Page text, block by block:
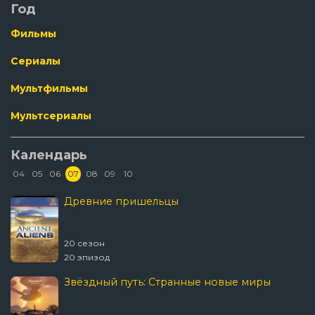
Год
Фильмы
Сериалы
Мультфильмы
Мультсериалы
Календарь
04 05 06 07 08 09 10
Древние пришельцы
20 сезон
20 эпизод
Звёздный путь: Странные новые миры